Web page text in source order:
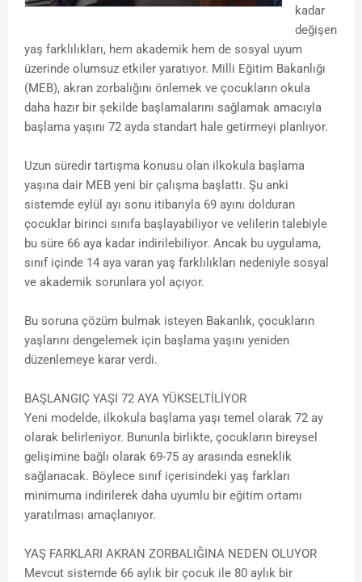
kadar
değişen
yaş farklılıkları, hem akademik hem de sosyal uyum
üzerinde olumsuz etkiler yaratıyor. Milli Eğitim Bakanlığı
(MEB), akran zorbalığını önlemek ve çocukların okula
daha hazır bir şekilde başlamalarını sağlamak amacıyla
başlama yaşını 72 ayda standart hale getirmeyi planlıyor.
Uzun süredir tartışma konusu olan ilkokula başlama
yaşına dair MEB yeni bir çalışma başlattı. Şu anki
sistemde eylül ayı sonu itibarıyla 69 ayını dolduran
çocuklar birinci sınıfa başlayabiliyor ve velilerin talebiyle
bu süre 66 aya kadar indirilebiliyor. Ancak bu uygulama,
sınıf içinde 14 aya varan yaş farklılıkları nedeniyle sosyal
ve akademik sorunlara yol açıyor.
Bu soruna çözüm bulmak isteyen Bakanlık, çocukların
yaşlarını dengelemek için başlama yaşını yeniden
düzenlemeye karar verdi.
BAŞLANGIÇ YAŞI 72 AYA YÜKSELTİLİYOR
Yeni modelde, ilkokula başlama yaşı temel olarak 72 ay
olarak belirleniyor. Bununla birlikte, çocukların bireysel
gelişimine bağlı olarak 69-75 ay arasında esneklik
sağlanacak. Böylece sınıf içerisindeki yaş farkları
minimuma indirilerek daha uyumlu bir eğitim ortamı
yaratılması amaçlanıyor.
YAŞ FARKLARI AKRAN ZORBALIĞINA NEDEN OLUYOR
Mevcut sistemde 66 aylık bir çocuk ile 80 aylık bir